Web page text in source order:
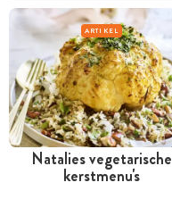
ARTIKEL
Natalies vegetarische
kerstmenu's